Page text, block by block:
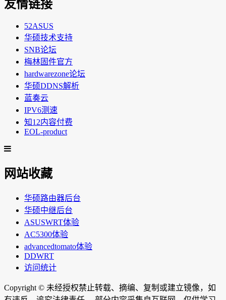
友情链接
52ASUS
华硕技术支持
SNB论坛
梅林固件官方
hardwarezone论坛
华硕DDNS解析
蓝奏云
IPV6测速
知12内容付费
EOL-product
网站收藏
华硕路由器后台
华硕中继后台
ASUSWRT体验
AC5300体验
advancedtomato体验
DDWRT
访问统计
Copyright © 未经授权禁止转载、摘编、复制或建立镜像，如